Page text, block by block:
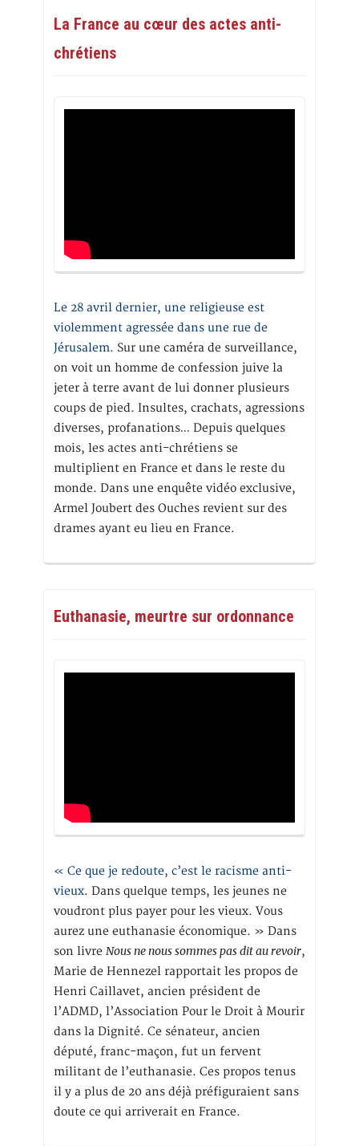
La France au cœur des actes anti-
chrétiens
Le 28 avril dernier, une religieuse est
violemment agressée dans une rue de
Jérusalem. Sur une caméra de surveillance,
on voit un homme de confession juive la
jeter à terre avant de lui donner plusieurs
coups de pied. Insultes, crachats, agressions
diverses, profanations… Depuis quelques
mois, les actes anti-chrétiens se
multiplient en France et dans le reste du
monde. Dans une enquête vidéo exclusive,
Armel Joubert des Ouches revient sur des
drames ayant eu lieu en France.
Euthanasie, meurtre sur ordonnance
« Ce que je redoute, c’est le racisme anti-
vieux. Dans quelque temps, les jeunes ne
voudront plus payer pour les vieux. Vous
aurez une euthanasie économique. » Dans
son livre Nous ne nous sommes pas dit au revoir,
Marie de Hennezel rapportait les propos de
Henri Caillavet, ancien président de
l’ADMD, l’Association Pour le Droit à Mourir
dans la Dignité. Ce sénateur, ancien
député, franc-maçon, fut un fervent
militant de l’euthanasie. Ces propos tenus
il y a plus de 20 ans déjà préfiguraient sans
doute ce qui arriverait en France.